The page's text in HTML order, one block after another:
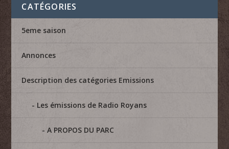
CATÉGORIES
5eme saison
Annonces
Description des catégories Emissions
Les émissions de Radio Royans
A PROPOS DU PARC